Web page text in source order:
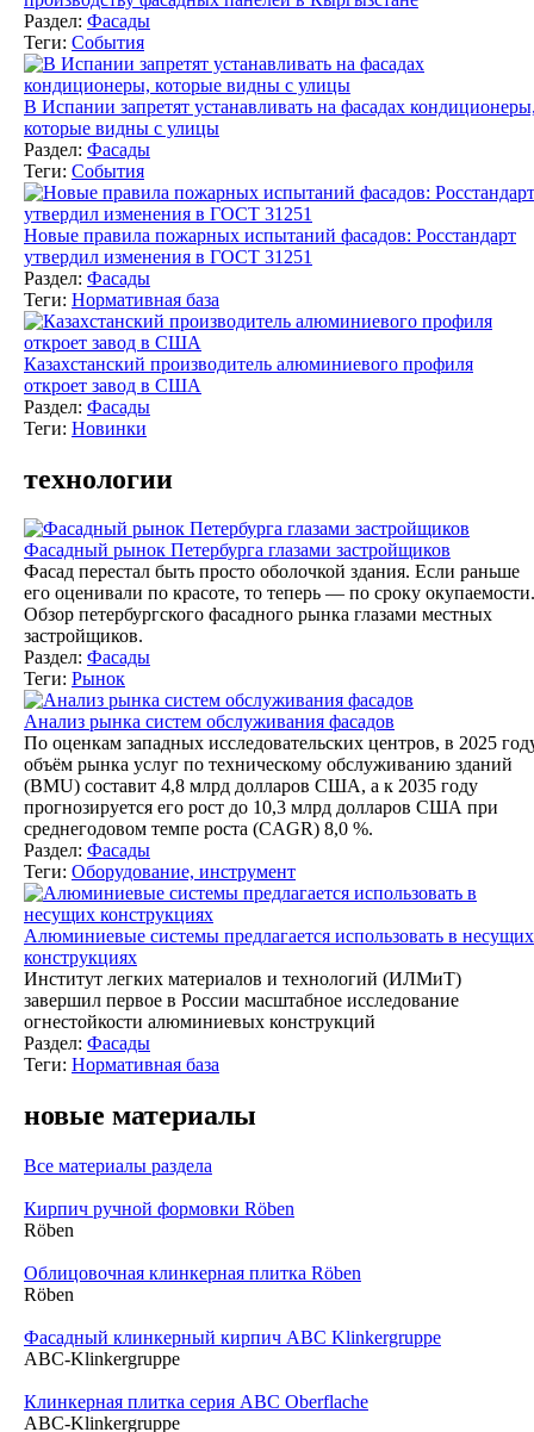
Раздел: Фасады
Теги: События
В Испании запретят устанавливать на фасадах
которые видны с улицы
Раздел: Фасады
Теги: События
Новые правила пожарных испытаний фасадов: Росстандарт
утвердил изменения в ГОСТ 31251
Раздел: Фасады
Теги: Нормативная база
Казахстанский производитель алюминиевого профиля
откроет завод в США
Раздел: Фасады
Теги: Новинки
технологии
Фасадный рынок Петербурга глазами застройщиков
Фасад перестал быть просто оболочкой здания. Если раньше
его оценивали по красоте, то теперь — по сроку окупаемости.
Обзор петербургского фасадного рынка глазами местных
застройщиков.
Раздел: Фасады
Теги: Рынок
Анализ рынка систем обслуживания фасадов
По оценкам западных исследовательских центров, в 2025
объём рынка услуг по техническому обслуживанию зданий
(BMU) составит 4,8 млрд долларов США, а к 2035 году
прогнозируется его рост до 10,3 млрд долларов США при
среднегодовом темпе роста (CAGR) 8,0 %.
Раздел: Фасады
Теги: Оборудование, инструмент
Алюминиевые системы предлагается использовать в несущих
конструкциях
Институт легких материалов и технологий (ИЛМиТ)
завершил первое в России масштабное исследование
огнестойкости алюминиевых конструкций
Раздел: Фасады
Теги: Нормативная база
новые материалы
Все материалы раздела
Кирпич ручной формовки Röben
Röben
Облицовочная клинкерная плитка Röben
Röben
Фасадный клинкерный кирпич ABC Klinkergruppe
ABC-Klinkergruppe
Клинкерная плитка серия ABC Oberflache
ABC-Klinkergruppe